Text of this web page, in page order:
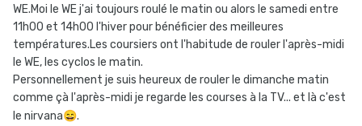
WE.Moi le WE j'ai toujours roulé le matin ou alors le samedi entre
11h00 et 14h00 l'hiver pour bénéficier des meilleures
températures.Les coursiers ont l'habitude de rouler l'après-midi
le WE, les cyclos le matin.
Personnellement je suis heureux de rouler le dimanche matin
comme çà l'après-midi je regarde les courses à la TV... et là c'est
le nirvana😄.